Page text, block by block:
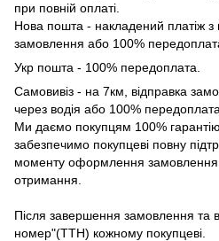
при повній оплаті.
Нова пошта - накладений платіж
замовлення або 100%
Укр пошта - 100% передоплата.
Самовивіз - на 7км, відправка
через водія або 100% передоплата.
Ми даємо покупцям 100%
забезпечимо покупцеві повну
моменту оформлення
отримання.
Після завершення замовлення та
номер"(ТТН) кожному покупцеві.